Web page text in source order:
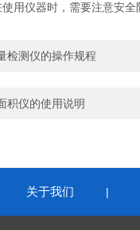
仪器时，需要注意安全
检测仪的操作规程
积仪的使用说明
关于我们 |